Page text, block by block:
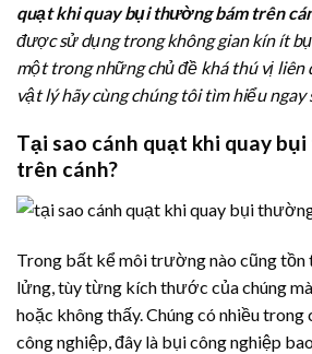
quạt khi quay bụi thường bám trên
được sử dụng trong không gian kín ít
một trong những chủ đề khá thú vị liên
vật lý hãy cùng chúng tôi tìm hiểu ngay
Tại sao cánh quạt khi quay
trên cánh?
Trong bất kể môi trường nào cũng tồn
lửng, tùy từng kích thước của chúng
hoặc không thấy. Chúng có nhiều trong
công nghiệp, đây là bụi công nghiệp